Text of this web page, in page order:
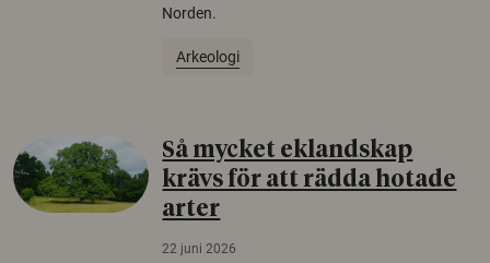
Norden.
Arkeologi
Så mycket eklandskap
krävs för att rädda hotade
arter
22 juni 2026